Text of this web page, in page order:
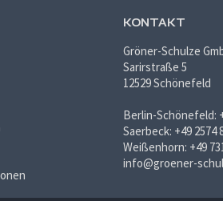
KONTAKT
Gröner-Schulze
Sarirstraße 5
12529 Schönefeld
Berlin-Schönefeld:
Saerbeck: +49 2574
Weißenhorn: +49
info@groener-